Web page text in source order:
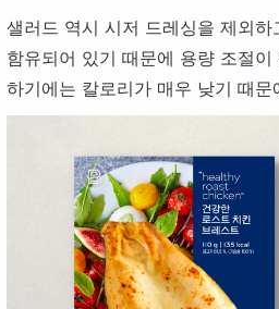
샐러드 역시 시저 드레싱을 제외
함유되어 있기 때문에 용량 조절
하기에는 칼로리가 매우 낮기 때